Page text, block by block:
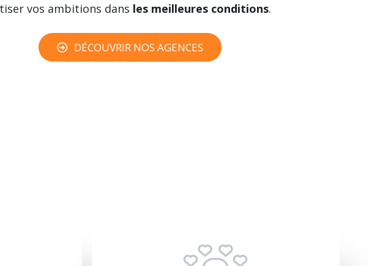
vos ambitions dans les meilleures conditions.
DÉCOUVRIR NOS AGENCES